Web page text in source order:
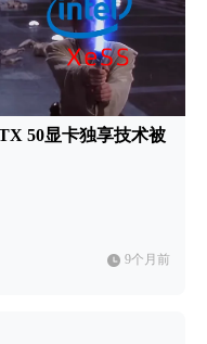
50显卡独享技术被
9个月前